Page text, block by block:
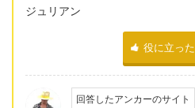
ジュリアン
役に立った
回答したアンカーのサイト